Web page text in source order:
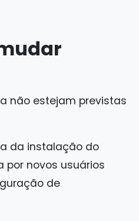
não estejam previstas
da instalação do
por novos usuários
de